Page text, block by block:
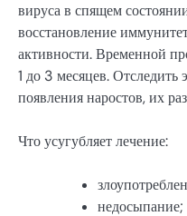
вируса в спящем
восстановление
активности. Временной
1 до 3 месяцев.
появления наростов, их
Что усугубляет лечение:
недосыпание;